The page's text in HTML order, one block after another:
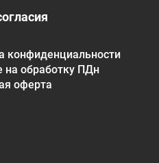
конфиденциальности
на обработку ПДн
оферта